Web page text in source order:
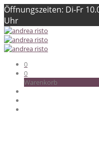
Öffnungszeiten: Di-Fr
Uhr
0
0
Warenkorb